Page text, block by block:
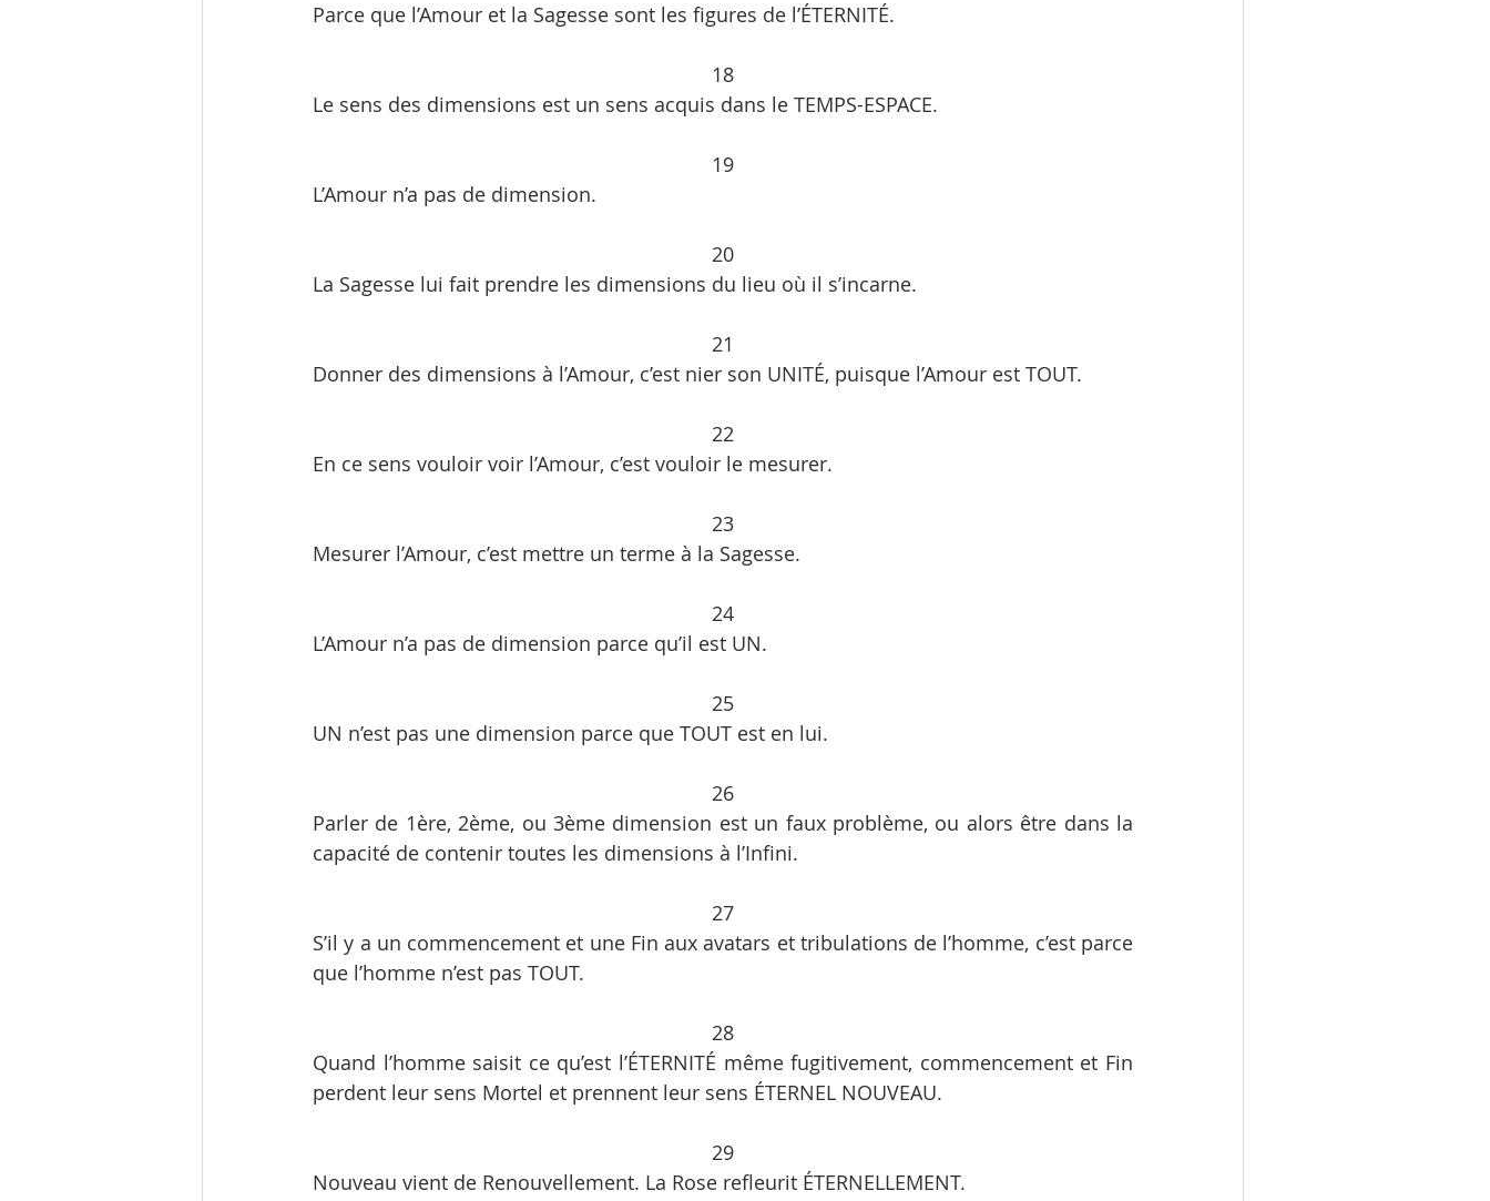
Parce que l’Amour et la Sagesse sont les figures de l’ÉTERNITÉ.
18
Le sens des dimensions est un sens acquis dans le TEMPS-ESPACE.
19
L’Amour n’a pas de dimension.
20
La Sagesse lui fait prendre les dimensions du lieu où il s’incarne.
21
Donner des dimensions à l’Amour, c’est nier son UNITÉ, puisque l’Amour est TOUT.
22
En ce sens vouloir voir l’Amour, c’est vouloir le mesurer.
23
Mesurer l’Amour, c’est mettre un terme à la Sagesse.
24
L’Amour n’a pas de dimension parce qu’il est UN.
25
UN n’est pas une dimension parce que TOUT est en lui.
26
Parler de 1ère, 2ème, ou 3ème dimension est un faux problème, ou alors être dans la
capacité de contenir toutes les dimensions à l’Infini.
27
S’il y a un commencement et une Fin aux avatars et tribulations de l’homme, c’est parce
que l’homme n’est pas TOUT.
28
Quand l’homme saisit ce qu’est l’ÉTERNITÉ même fugitivement, commencement et Fin
perdent leur sens Mortel et prennent leur sens ÉTERNEL NOUVEAU.
29
Nouveau vient de Renouvellement. La Rose refleurit ÉTERNELLEMENT.